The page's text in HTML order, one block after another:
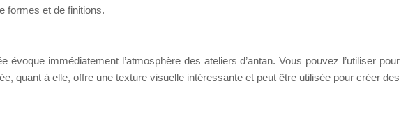
formes et de finitions.
immédiatement l’atmosphère des ateliers d’antan. Vous pouvez l’utiliser pour
quant à elle, offre une texture visuelle intéressante et peut être utilisée pour créer des